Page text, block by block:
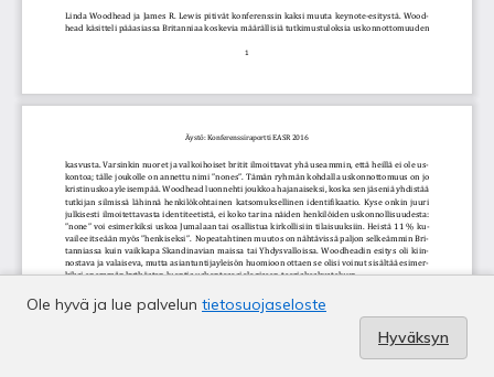
Ole hyvä ja lue palvelun tietosuojaseloste
Hyväksyn